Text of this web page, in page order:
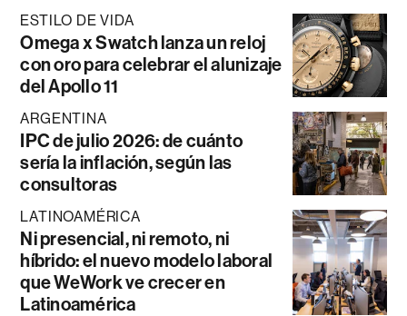
ESTILO DE VIDA
Omega x Swatch lanza un reloj
con oro para celebrar el alunizaje
del Apollo 11
ARGENTINA
IPC de julio 2026: de cuánto
sería la inflación, según las
consultoras
LATINOAMÉRICA
Ni presencial, ni remoto, ni
híbrido: el nuevo modelo laboral
que WeWork ve crecer en
Latinoamérica